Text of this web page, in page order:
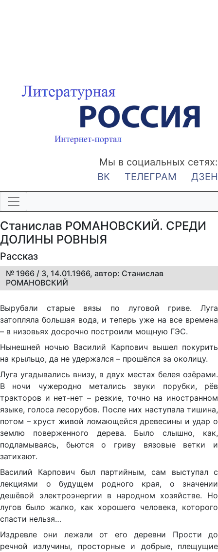
Мы в социальных сетях:
ВК
ТЕЛЕГРАМ ДЗЕН
Станислав РОМАНОВСКИЙ. СРЕДИ
ДОЛИНЫ РОВНЫЯ
Рассказ
№ 1966 / 3, 14.01.1966, автор: Станислав
РОМАНОВСКИЙ
Вырубали старые вязы по луговой гриве. Луга
затопляла большая вода, и теперь уже на все времена
– в низовьях досрочно построили мощную ГЭС.
Нынешней ночью Василий Карпович вышел покурить
на крыльцо, да не удержался – прошёлся за околицу.
Луга угадывались внизу, в двух местах белея озёрами.
В ночи чужеродно метались звуки порубки, рёв
тракторов и нет-нет – резкие, точно на иностранном
языке, голоса лесорубов. После них наступала тишина,
потом – хруст живой ломающейся древесины и удар о
землю поверженного дерева. Было слышно, как,
подламываясь, бьются о гриву вязовые ветки и
затихают.
Василий Карпович был партийным, сам выступал с
лекциями о будущем родного края, о значении
дешёвой электроэнергии в народном хозяйстве. Но
лугов было жалко, как хорошего человека, которого
спасти нельзя…
Издревле они лежали от его деревни Прости до
речной излучины, просторные и добрые, плещущие